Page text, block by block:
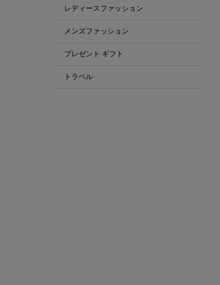
レディースファッション
メンズファッション
プレゼント ギフト
トラベル